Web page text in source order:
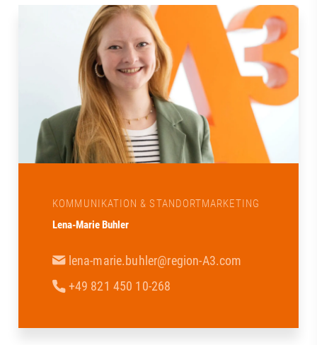
Kommentare! #RegionAugsburg
#Handwerk #team
KOMMUNIKATION & STANDORTMARKETING
Lena-Marie Buhler
lena-marie.buhler@region-A3.com
+49 821 450 10-268